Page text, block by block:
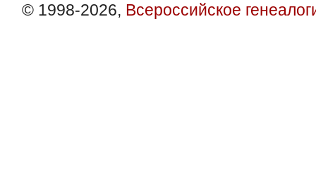
© 1998-2026, Всероссийское